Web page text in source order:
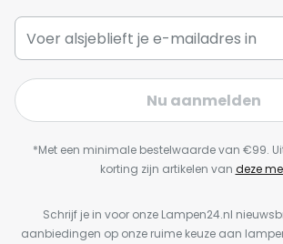
Nu aanmelden
*Met een minimale bestelwaarde van €99.
korting zijn artikelen van deze
Schrijf je in voor onze Lampen24.nl
aanbiedingen op onze ruime keuze aan